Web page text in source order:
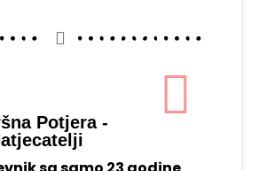
Potjera -